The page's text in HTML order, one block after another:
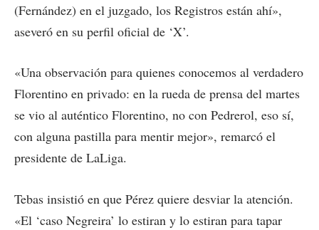
(Fernández) en el juzgado, los Registros están ahí»,
aseveró en su perfil oficial de ‘X’.
«Una observación para quienes conocemos al verdadero
Florentino en privado: en la rueda de prensa del martes
se vio al auténtico Florentino, no con Pedrerol, eso sí,
con alguna pastilla para mentir mejor», remarcó el
presidente de LaLiga.
Tebas insistió en que Pérez quiere desviar la atención.
«El ‘caso Negreira’ lo estiran y lo estiran para tapar